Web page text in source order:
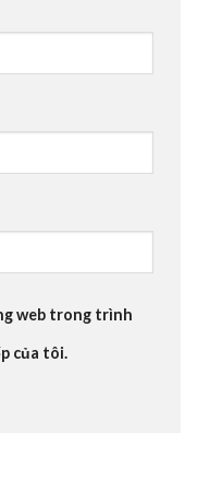
web trong trình
của tôi.